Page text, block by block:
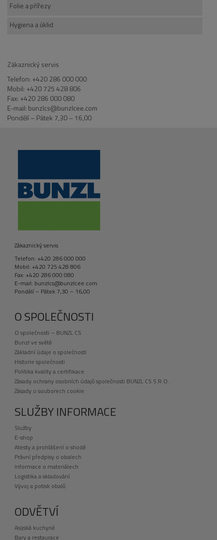
Folie a přířezy
Hygiena a úklid
Zákaznický servis
Telefon: +420 286 000 000
Mobil: +420 725 428 806
Fax: +420 286 000 080
E-mail: bunzlcs@bunzlcee.com
Pondělí – Pátek 7,30 – 16,00
Zákaznický servis
Telefon: +420 286 000 000
Mobil: +420 725 428 806
Fax: +420 286 000 080
E-mail: bunzlcs@bunzlcee.com
Pondělí – Pátek 7,30 – 16,00
O SPOLEČNOSTI
O společnosti – BUNZL CS
Bunzl ve světě
Základní údaje o společnosti
Historie společnosti
Politika kvality a certifikace
Zásady ochrany osobních údajů společnosti BUNZL CS S.R.O.
Zásady o souborech cookie
SLUŽBY INFORMACE
Služby
E-shop
Atesty a prohlášení o shodě
Právní předpisy o obalech
Informace o materiálech
Logistika a skladování
Vývoj a potisk obalů
ODVĚTVÍ
Asijská kuchyně
Bary a restaurace